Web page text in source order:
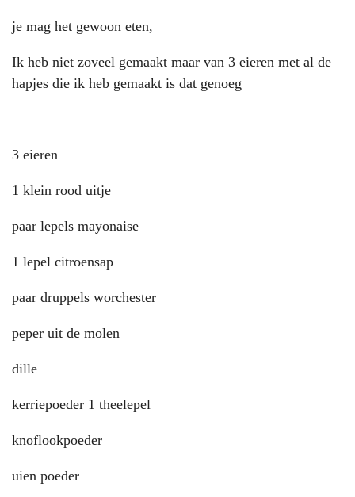
je mag het gewoon eten,
Ik heb niet zoveel gemaakt maar van 3 eieren met al de
hapjes die ik heb gemaakt is dat genoeg
3 eieren
1 klein rood uitje
paar lepels mayonaise
1 lepel citroensap
paar druppels worchester
peper uit de molen
dille
kerriepoeder 1 theelepel
knoflookpoeder
uien poeder